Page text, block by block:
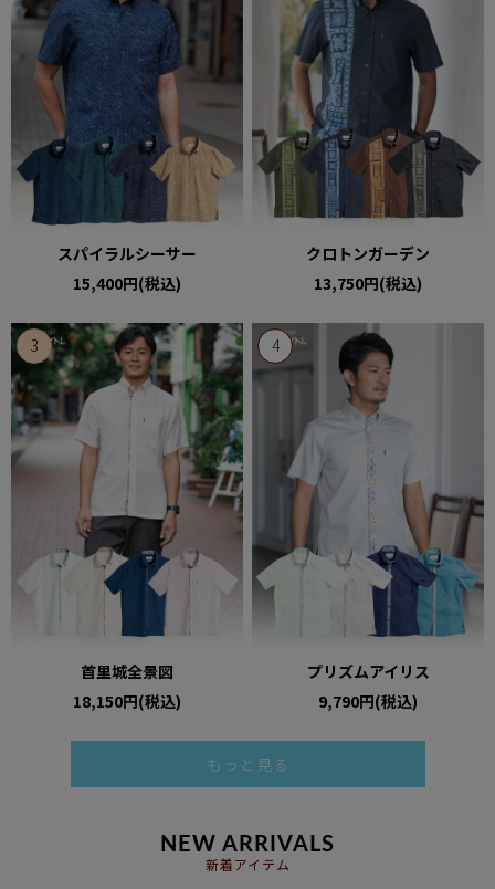
スパイラルシーサー
15,400円(税込)
クロトンガーデン
13,750円(税込)
首里城全景図
18,150円(税込)
プリズムアイリス
9,790円(税込)
もっと見る
NEW ARRIVALS
新着アイテム